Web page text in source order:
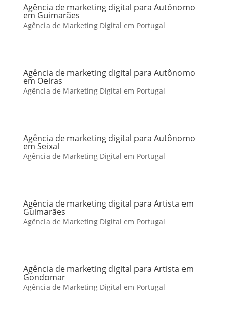
Agência de marketing digital para Autônomo
em Guimarães
Agência de Marketing Digital em Portugal
Agência de marketing digital para Autônomo
em Oeiras
Agência de Marketing Digital em Portugal
Agência de marketing digital para Autônomo
em Seixal
Agência de Marketing Digital em Portugal
Agência de marketing digital para Artista em
Guimarães
Agência de Marketing Digital em Portugal
Agência de marketing digital para Artista em
Gondomar
Agência de Marketing Digital em Portugal